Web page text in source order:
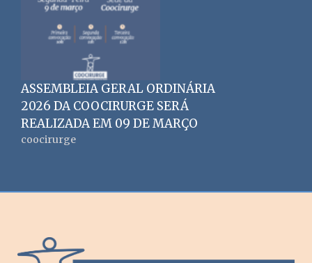
ASSEMBLEIA GERAL ORDINÁRIA
2026 DA COOCIRURGE SERÁ
REALIZADA EM 09 DE MARÇO
coocirurge